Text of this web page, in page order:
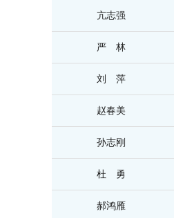
亢志强
严 林
刘 萍
赵春美
孙志刚
杜 勇
郝鸿雁